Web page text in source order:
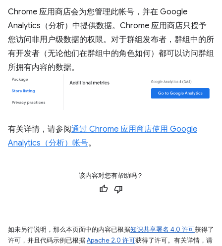
Chrome 应用商店会为您管理此帐号，并在 Google
Analytics（分析）中提供数据。Chrome 应用商店只授予
您访问非用户级数据的权限。对于群组发布者，群组中的所
有开发者（无论他们在群组中的角色如何）都可以访问群组
所拥有内容的数据。
有关详情，请参阅通过 Chrome 应用商店使用 Google
Analytics（分析）帐号。
该内容对您有帮助吗？
如未另行说明，那么本页面中的内容已根据知识共享署名 4.0 许可获得了
许可，并且代码示例已根据Apache 2.0 许可获得了许可。有关详情，请